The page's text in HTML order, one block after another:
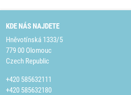
KDE NÁS NAJDETE
Hněvotínská 1333/5
779 00 Olomouc
Czech Republic
+420 585632111
+420 585632180